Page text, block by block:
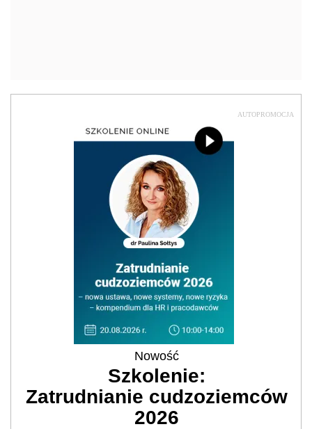
AUTOPROMOCJA
Nowość
Szkolenie:
Zatrudnianie cudzoziemców
2026